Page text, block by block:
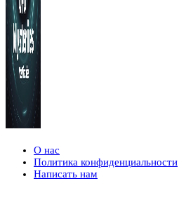
О нас
Политика конфиденциальности
Написать нам